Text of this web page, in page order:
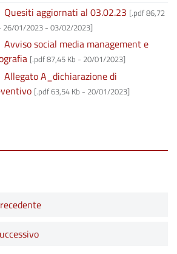
Quesiti aggiornati al 03.02.23 [.pdf 86,72
26/01/2023- 03/02/2023]
Avviso social media management e
[.pdf 87,45 Kb - 20/01/2023]
Allegato A_dichiarazione di
[.pdf 63,54 Kb - 20/01/2023]